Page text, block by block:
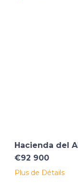
Hacienda del
€92 900
Plus de Détails